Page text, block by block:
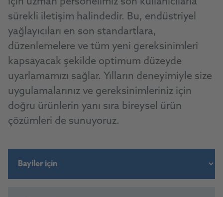
sürekli iletişim halindedir. Bu, endüstriyel
yağlayıcıları en son standartlara,
düzenlemelere ve tüm yeni gereksinimleri
kapsayacak şekilde optimum düzeyde
uyarlamamızı sağlar. Yılların deneyimiyle size
uygulamalarınız ve gereksinimleriniz için
doğru ürünlerin yanı sıra bireysel ürün
çözümleri de sunuyoruz.